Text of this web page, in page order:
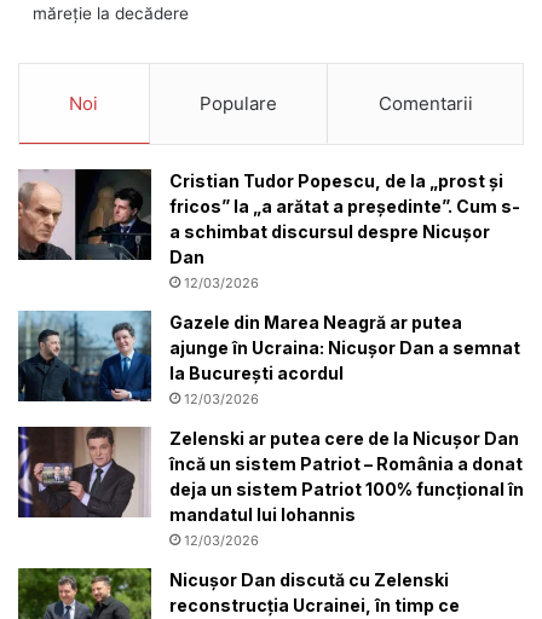
măreție la decădere
Noi Populare Comentarii
Cristian Tudor Popescu, de la „prost și
fricos” la „a arătat a președinte”. Cum s-
a schimbat discursul despre Nicușor
Dan
12/03/2026
Gazele din Marea Neagră ar putea
ajunge în Ucraina: Nicușor Dan a semnat
la București acordul
12/03/2026
Zelenski ar putea cere de la Nicușor Dan
încă un sistem Patriot – România a donat
deja un sistem Patriot 100% funcțional în
mandatul lui Iohannis
12/03/2026
Nicușor Dan discută cu Zelenski
reconstrucția Ucrainei, în timp ce